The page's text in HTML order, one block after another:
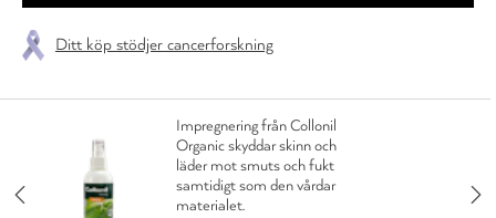
Ditt köp stödjer cancerforskning
Impregnering från Collonil
Organic skyddar skinn och
läder mot smuts och fukt
samtidigt som den vårdar
materialet.